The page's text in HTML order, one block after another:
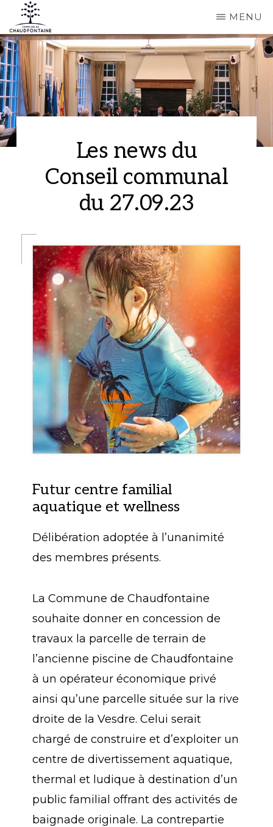
Passer
au
contenu
principal
COMMUNE
DE
CHAUDFONTAINE
Site
officiel
de
la
commune
de
MENU
Les news du
Conseil communal
du 27.09.23
Futur centre familial
aquatique et wellness
Délibération adoptée à l’unanimité
des membres présents.
La Commune de Chaudfontaine
souhaite donner en concession de
travaux la parcelle de terrain de
l’ancienne piscine de Chaudfontaine
à un opérateur économique privé
ainsi qu’une parcelle située sur la rive
droite de la Vesdre. Celui serait
chargé de construire et d’exploiter un
centre de divertissement aquatique,
thermal et ludique à destination d’un
public familial offrant des activités de
baignade originale. La contrepartie